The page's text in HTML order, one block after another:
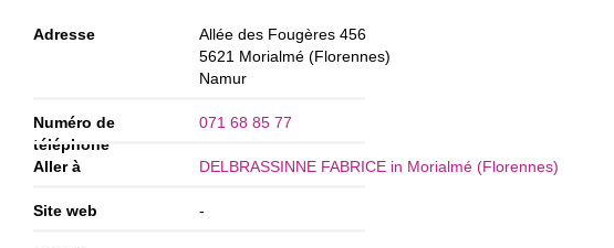
Adresse
Allée des Fougères 456
5621 Morialmé (Florennes)
Namur
Numéro de
téléphone
071 68 85 77
Aller à DELBRASSINNE FABRICE in Morialmé (Florennes)
Site web -